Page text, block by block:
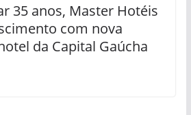
35 anos, Master Hotéis
com nova
da Capital Gaúcha